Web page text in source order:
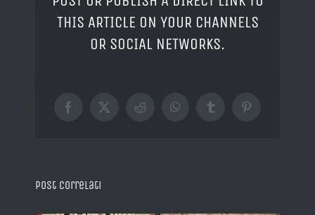
THIS ARTICLE ON YOUR CHANNELS
OR SOCIAL NETWORKS.
Facebook
X RedditWhatsAppTumblrPinterest
Post correlati